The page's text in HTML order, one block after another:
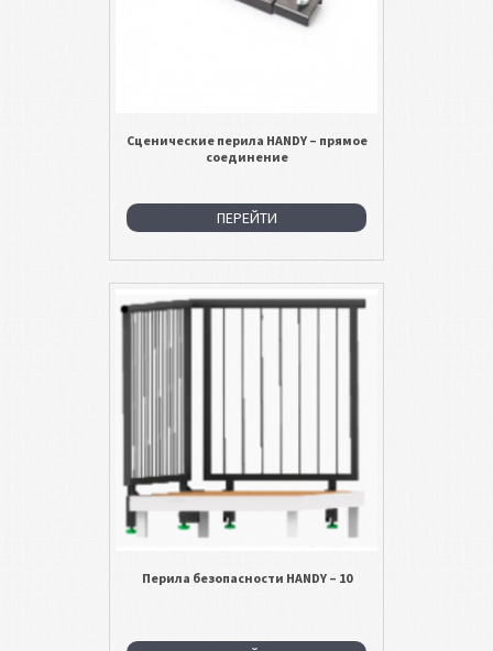
Сценические перила HANDY – прямое
соединение
ПЕРЕЙТИ
Перила безопасности HANDY – 10